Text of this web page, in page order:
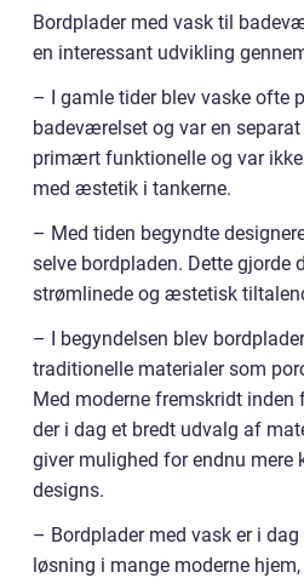
Bordplader med vask til
en interessant udvikling
– I gamle tider blev vaske ofte
badeværelset og var en
primært funktionelle og var
med æstetik i tankerne.
– Med tiden begyndte
selve bordpladen. Dette gjorde
strømlinede og æstetisk
– I begyndelsen blev
traditionelle materialer som
Med moderne fremskridt inden
der i dag et bredt udvalg af
giver mulighed for endnu mere
designs.
– Bordplader med vask er i
løsning i mange moderne